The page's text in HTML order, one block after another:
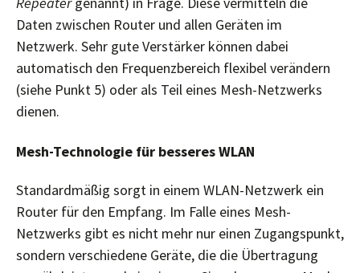
Daten zwischen Router und allen Geräten im
Netzwerk. Sehr gute Verstärker können dabei
automatisch den Frequenzbereich flexibel verändern
(siehe Punkt 5) oder als Teil eines Mesh-Netzwerks
dienen.
Mesh-Technologie für besseres WLAN
Standardmäßig sorgt in einem WLAN-Netzwerk ein
Router für den Empfang. Im Falle eines Mesh-
Netzwerks gibt es nicht mehr nur einen Zugangspunkt,
sondern verschiedene Geräte, die die Übertragung